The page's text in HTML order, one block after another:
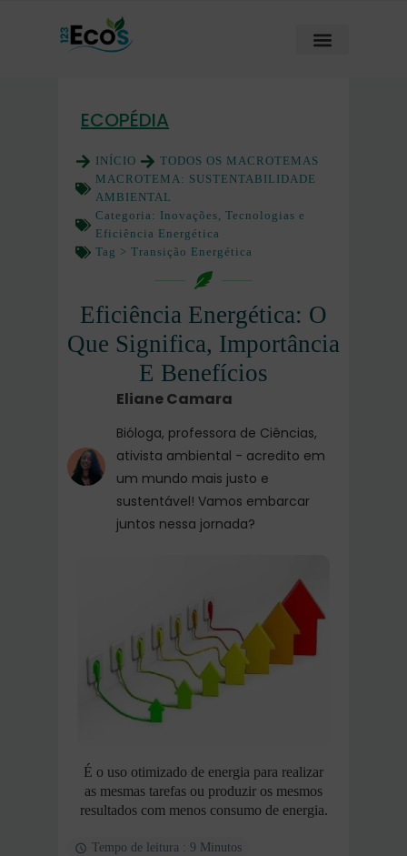
ECOPÉDIA
INÍCIO
TODOS OS MACROTEMAS
MACROTEMA: SUSTENTABILIDADE
AMBIENTAL
Categoria: Inovações, Tecnologias e
Eficiência Energética
Tag > Transição Energética
Eficiência Energética: O
Que Significa, Importância
E Benefícios
Eliane Camara
Bióloga, professora de Ciências,
ativista ambiental - acredito em
um mundo mais justo e
sustentável! Vamos embarcar
juntos nessa jornada?
É o uso otimizado de energia para realizar
as mesmas tarefas ou produzir os mesmos
resultados com menos consumo de energia.
Tempo de leitura : 9 Minutos